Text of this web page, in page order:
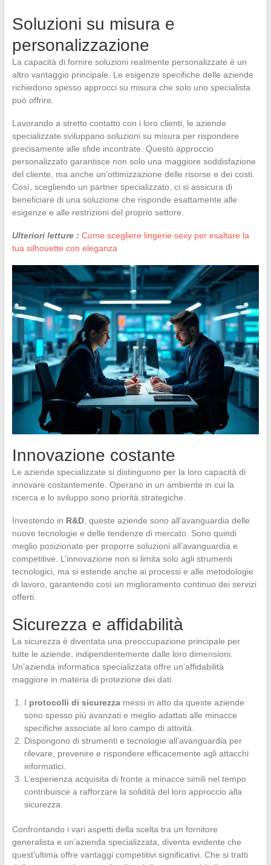
Soluzioni su misura e
personalizzazione
La capacità di fornire soluzioni realmente personalizzate è un
altro vantaggio principale. Le esigenze specifiche delle aziende
richiedono spesso approcci su misura che solo uno specialista
può offrire.
Lavorando a stretto contatto con i loro clienti, le aziende
specializzate sviluppano soluzioni su misura per rispondere
precisamente alle sfide incontrate. Questo approccio
personalizzato garantisce non solo una maggiore soddisfazione
del cliente, ma anche un’ottimizzazione delle risorse e dei costi.
Così, scegliendo un partner specializzato, ci si assicura di
beneficiare di una soluzione che risponde esattamente alle
esigenze e alle restrizioni del proprio settore.
Ulteriori letture : Come scegliere lingerie sexy per esaltare la
tua silhouette con eleganza
Innovazione costante
Le aziende specializzate si distinguono per la loro capacità di
innovare costantemente. Operano in un ambiente in cui la
ricerca e lo sviluppo sono priorità strategiche.
Investendo in R&D, queste aziende sono all’avanguardia delle
nuove tecnologie e delle tendenze di mercato. Sono quindi
meglio posizionate per proporre soluzioni all’avanguardia e
competitive. L’innovazione non si limita solo agli strumenti
tecnologici, ma si estende anche ai processi e alle metodologie
di lavoro, garantendo così un miglioramento continuo dei servizi
offerti.
Sicurezza e affidabilità
La sicurezza è diventata una preoccupazione principale per
tutte le aziende, indipendentemente dalle loro dimensioni.
Un’azienda informatica specializzata offre un’affidabilità
maggiore in materia di protezione dei dati.
I protocolli di sicurezzamessi in atto da queste aziende
sono spesso più avanzati e meglio adattati alle minacce
specifiche associate al loro campo di attività.
Dispongono di strumenti e tecnologie all’avanguardia per
rilevare, prevenire e rispondere efficacemente agli attacchi
informatici.
L’esperienza acquisita di fronte a minacce simili nel tempo
contribuisce a rafforzare la solidità del loro approccio alla
sicurezza.
Confrontando i vari aspetti della scelta tra un fornitore
generalista e un’azienda specializzata, diventa evidente che
quest’ultima offre vantaggi competitivi significativi. Che si tratti